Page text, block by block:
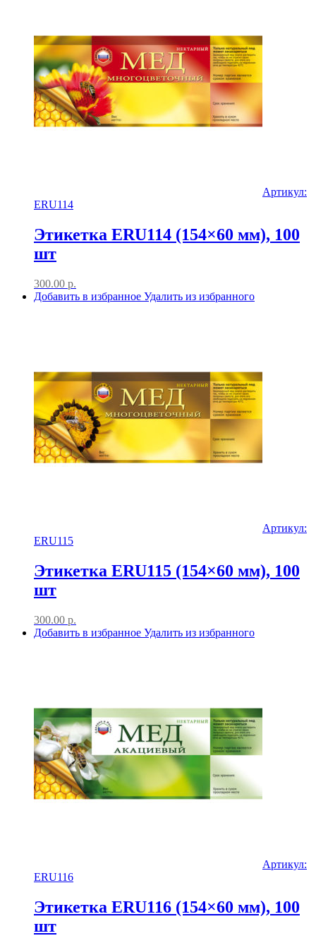
Артикул:
ERU114
Этикетка ERU114 (154×60 мм), 100
шт
300.00 р.
Добавить в избранное Удалить из избранного
Артикул:
ERU115
Этикетка ERU115 (154×60 мм), 100
шт
300.00 р.
Добавить в избранное Удалить из избранного
Артикул:
ERU116
Этикетка ERU116 (154×60 мм), 100
шт